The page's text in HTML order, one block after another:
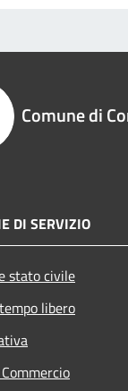
Comune di
DI SERVIZIO
stato civile
libero